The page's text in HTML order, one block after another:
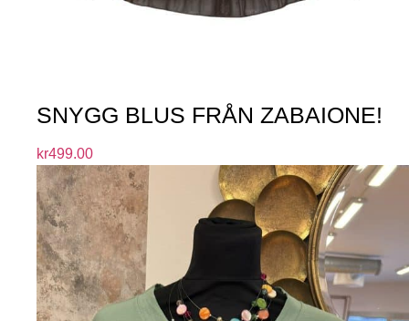
SNYGG BLUS FRÅN ZABAIONE!
kr499.00